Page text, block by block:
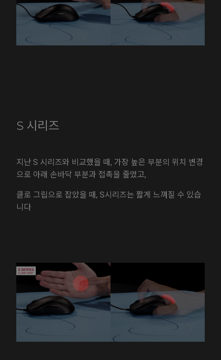
S 시리즈
지난 S 시리즈와 비교했을 때, 가장 높은 부분의 위치 변경
으로 아래 손바닥 부분과 접촉을 줄였고,
클로 그립으로 잡았을 때, S시리즈는 짧게 느껴질 수 있습
니다